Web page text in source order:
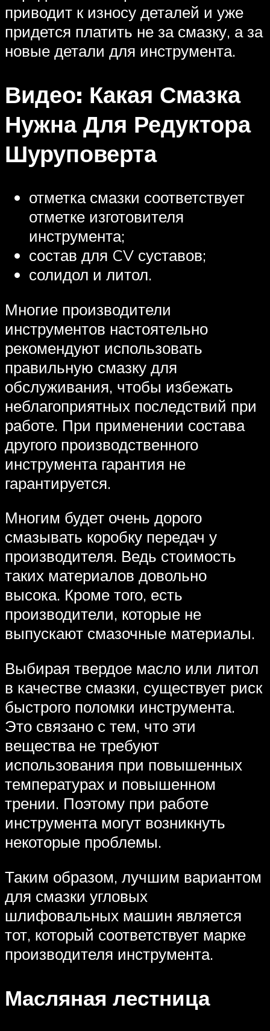
приводит к износу деталей и уже
придется платить не за смазку, а за
новые детали для инструмента.
Видео: Какая Смазка
Нужна Для Редуктора
Шуруповерта
отметка смазки соответствует
отметке изготовителя
инструмента;
состав для CV суставов;
солидол и литол.
Многие производители
инструментов настоятельно
рекомендуют использовать
правильную смазку для
обслуживания, чтобы избежать
неблагоприятных последствий при
работе. При применении состава
другого производственного
инструмента гарантия не
гарантируется.
Многим будет очень дорого
смазывать коробку передач у
производителя. Ведь стоимость
таких материалов довольно
высока. Кроме того, есть
производители, которые не
выпускают смазочные материалы.
Выбирая твердое масло или литол
в качестве смазки, существует риск
быстрого поломки инструмента.
Это связано с тем, что эти
вещества не требуют
использования при повышенных
температурах и повышенном
трении. Поэтому при работе
инструмента могут возникнуть
некоторые проблемы.
Таким образом, лучшим вариантом
для смазки угловых
шлифовальных машин является
тот, который соответствует марке
производителя инструмента.
Масляная лестница